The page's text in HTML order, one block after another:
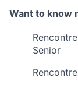
Want to know
Senior